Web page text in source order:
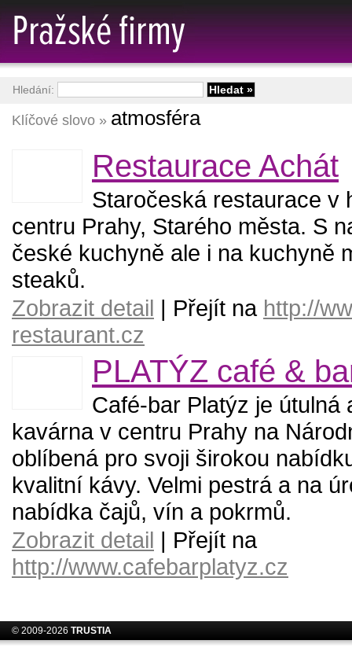
Klíčové slovo » atmosféra
Restaurace Achát
Staročeská restaurace v
centru Prahy, Starého města. S
české kuchyně ale i na kuchyně
steaků.
Zobrazit detail | Přejít na http://
restaurant.cz
PLATÝZ café &
Café-bar Platýz je útulná
kavárna v centru Prahy na
oblíbená pro svoji širokou
kvalitní kávy. Velmi pestrá a na
nabídka čajů, vín a pokrmů.
Zobrazit detail | Přejít na
http://www.cafebarplatyz.cz
Hledání:
© 2009-2026 TRUSTIA